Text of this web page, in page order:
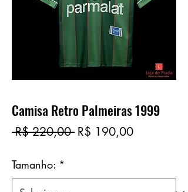
Camisa Retro Palmeiras 1999
R$ 220,00 Preço
R$ 190,00Preço
Tamanho: *